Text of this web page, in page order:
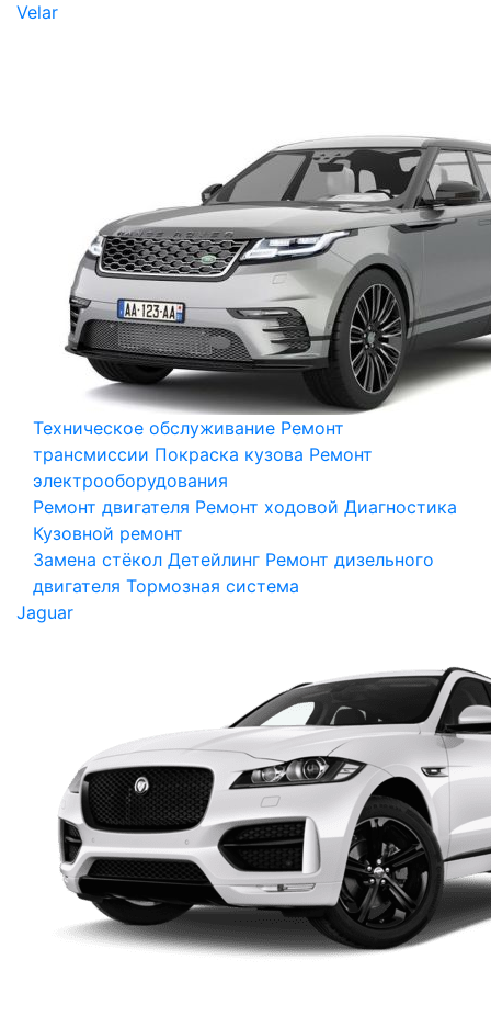
Velar
Техническое обслуживание Ремонт
трансмиссии Покраска кузова Ремонт
электрооборудования
Ремонт двигателя Ремонт ходовой Диагностика
Кузовной ремонт
Замена стёкол Детейлинг Ремонт дизельного
двигателя Тормозная система
Jaguar